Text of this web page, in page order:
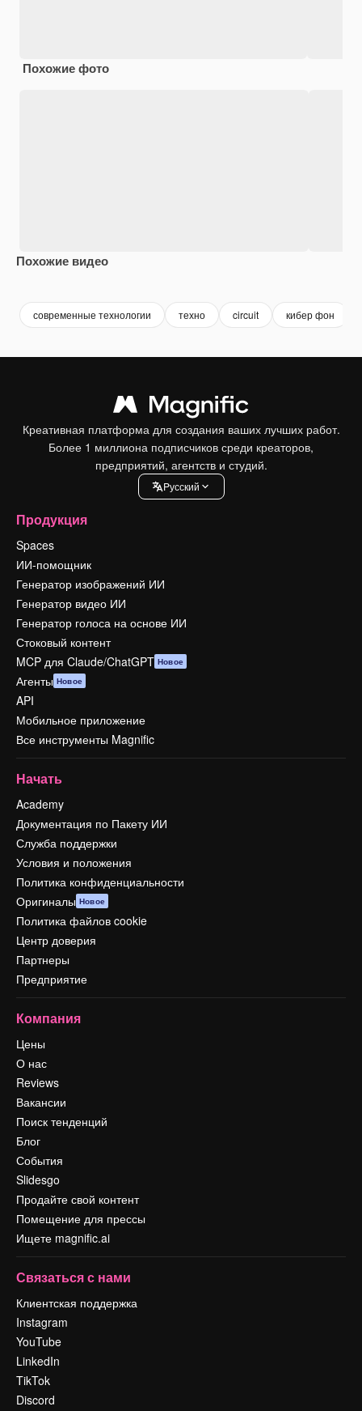
Похожие фото
Похожие видео
современные технологии техно circuit кибер фон
Креативная платформа для создания ваших лучших работ.
Более 1 миллиона подписчиков среди креаторов,
предприятий, агентств и студий.
Pусский
Продукция
Spaces
ИИ-помощник
Генератор изображений ИИ
Генератор видео ИИ
Генератор голоса на основе ИИ
Стоковый контент
MCP для Claude/ChatGPT Новое
Агенты Новое
API
Мобильное приложение
Все инструменты Magnific
Начать
Academy
Документация по Пакету ИИ
Служба поддержки
Условия и положения
Политика конфиденциальности
Оригиналы Новое
Политика файлов cookie
Центр доверия
Партнеры
Предприятие
Компания
Цены
О нас
Reviews
Вакансии
Поиск тенденций
Блог
События
Slidesgo
Продайте свой контент
Помещение для прессы
Ищете magnific.ai
Связаться с нами
Клиентская поддержка
Instagram
YouTube
LinkedIn
TikTok
Discord